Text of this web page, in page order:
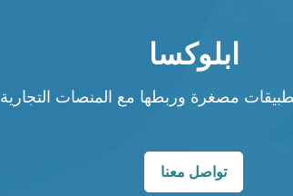
ابلوكسا
مصغرة وربطها مع المنصات التجارية
تواصل معنا